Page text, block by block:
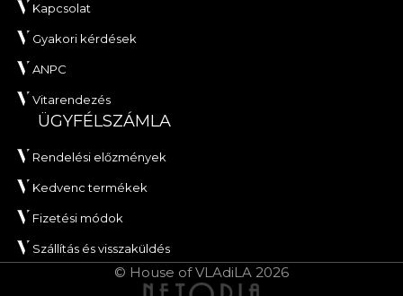
Kapcsolat
Gyakori kérdések
ANPC
Vitarendezés
ÜGYFÉLSZÁMLA
Rendelési előzmények
Kedvenc termékek
Fizetési módok
Szállítás és visszaküldés
© House of VLAdiLA 2026